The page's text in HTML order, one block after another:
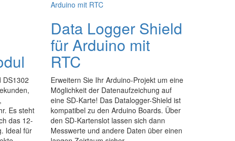
DS1302
Es steht
das 12-
Ideal für
Data Logger Shield
für Arduino mit
RTC
Erweitern Sie Ihr Arduino-Projekt um eine
Möglichkeit der Datenaufzeichung auf
eine SD-Karte! Das Datalogger-Shield ist
kompatibel zu den Arduino Boards. Über
den SD-Kartenslot lassen sich dann
Messwerte und andere Daten über einen